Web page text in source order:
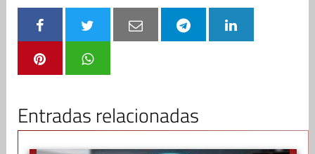
Entradas relacionadas